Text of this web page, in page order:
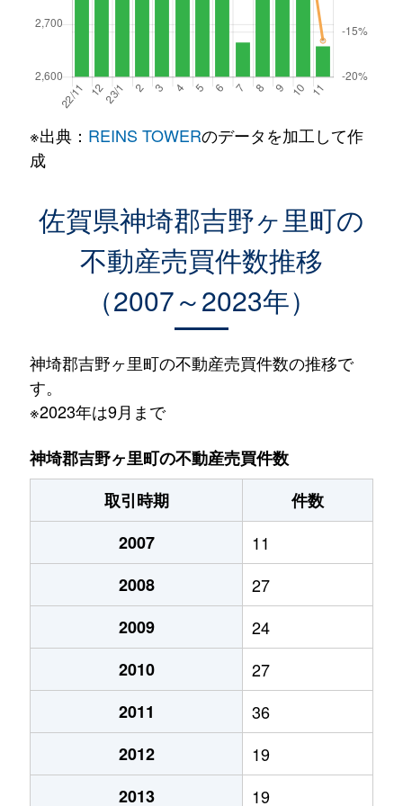
※出典： REINS TOWERのデータを加工して作
成
佐賀県神埼郡吉野ヶ里町の
不動産売買件数推移
（2007～2023年）
神埼郡吉野ヶ里町の不動産売買件数の推移で
す。
※2023年は9月まで
神埼郡吉野ヶ里町の不動産売買件数
取引時期
件数
2007
11
2008
27
2009
24
2010
27
2011
36
2012
19
2013
19